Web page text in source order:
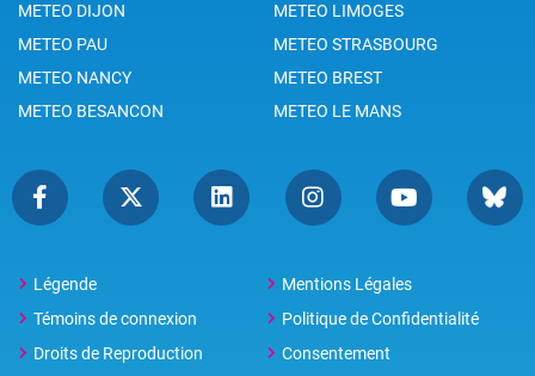
METEO DIJON
METEO LIMOGES
METEO PAU
METEO STRASBOURG
METEO NANCY
METEO BREST
METEO BESANCON
METEO LE MANS
Légende
Mentions Légales
Témoins de connexion
Politique de Confidentialité
Droits de Reproduction
Consentement